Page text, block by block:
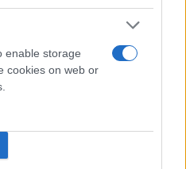
enable storage
cookies on web or
τραύματα και
Δύο σκάφη του Λιμενικού
για τα αίτια που
αεροσκάφους, όπως